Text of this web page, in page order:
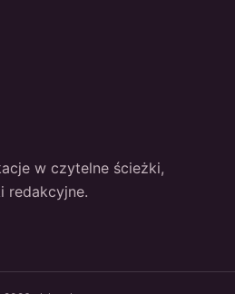
w czytelne ścieżki,
redakcyjne.